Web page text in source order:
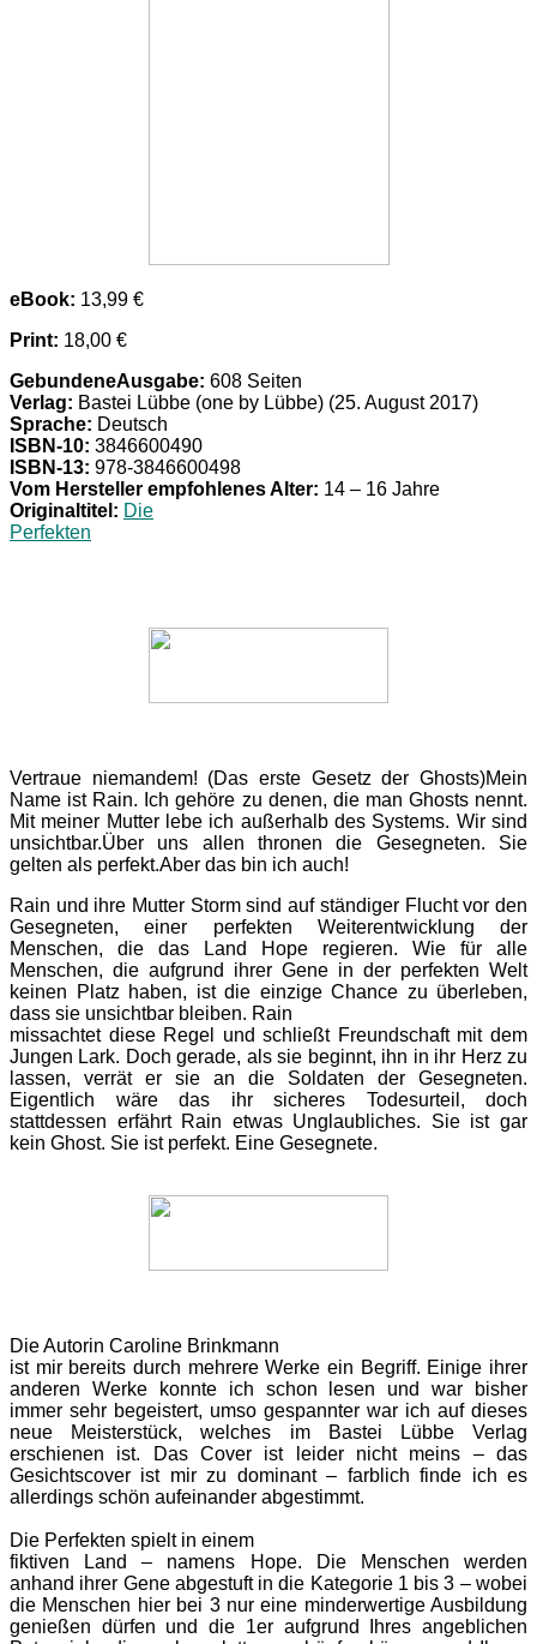
eBook: 13,99 €
Print: 18,00 €
GebundeneAusgabe: 608 Seiten
Verlag: Bastei Lübbe (one by Lübbe) (25. August 2017)
Sprache: Deutsch
ISBN-10: 3846600490
ISBN-13: 978-3846600498
Vom Hersteller empfohlenes Alter: 14 – 16 Jahre
Originaltitel: Die
Perfekten
Vertraue niemandem! (Das erste Gesetz der Ghosts)Mein
Name ist Rain. Ich gehöre zu denen, die man Ghosts nennt.
Mit meiner Mutter lebe ich außerhalb des Systems. Wir sind
unsichtbar.Über uns allen thronen die Gesegneten. Sie
gelten als perfekt.Aber das bin ich auch!
Rain und ihre Mutter Storm sind auf ständiger Flucht vor den
Gesegneten, einer perfekten Weiterentwicklung der
Menschen, die das Land Hope regieren. Wie für alle
Menschen, die aufgrund ihrer Gene in der perfekten Welt
keinen Platz haben, ist die einzige Chance zu überleben,
dass sie unsichtbar bleiben. Rain
missachtet diese Regel und schließt Freundschaft mit dem
Jungen Lark. Doch gerade, als sie beginnt, ihn in ihr Herz zu
lassen, verrät er sie an die Soldaten der Gesegneten.
Eigentlich wäre das ihr sicheres Todesurteil, doch
stattdessen erfährt Rain etwas Unglaubliches. Sie ist gar
kein Ghost. Sie ist perfekt. Eine Gesegnete.
Die Autorin Caroline Brinkmann
ist mir bereits durch mehrere Werke ein Begriff. Einige ihrer
anderen Werke konnte ich schon lesen und war bisher
immer sehr begeistert, umso gespannter war ich auf dieses
neue Meisterstück, welches im Bastei Lübbe Verlag
erschienen ist. Das Cover ist leider nicht meins – das
Gesichtscover ist mir zu dominant – farblich finde ich es
allerdings schön aufeinander abgestimmt.
Die Perfekten spielt in einem
fiktiven Land – namens Hope. Die Menschen werden
anhand ihrer Gene abgestuft in die Kategorie 1 bis 3 – wobei
die Menschen hier bei 3 nur eine minderwertige Ausbildung
genießen dürfen und die 1er aufgrund Ihres angeblichen